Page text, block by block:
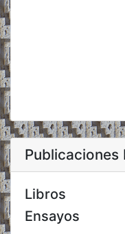
Publicaciones
Libros
Ensayos